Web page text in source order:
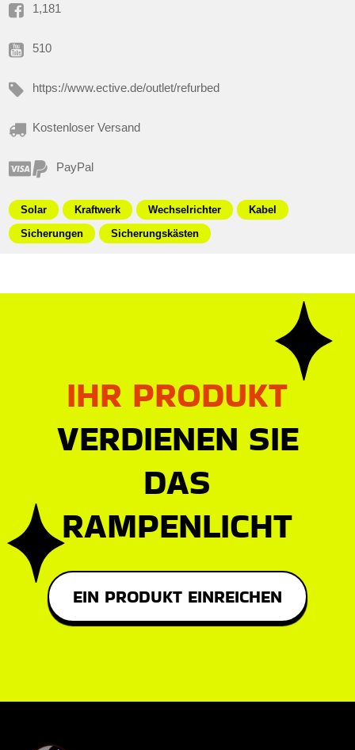
1,181
510
https://www.ective.de/outlet/refurbed
Kostenloser Versand
PayPal
Solar Kraftwerk Wechselrichter
Kabel
Sicherungen
Sicherungskästen
IHR PRODUKT
VERDIENEN SIE
DAS
RAMPENLICHT
EIN PRODUKT EINREICHEN